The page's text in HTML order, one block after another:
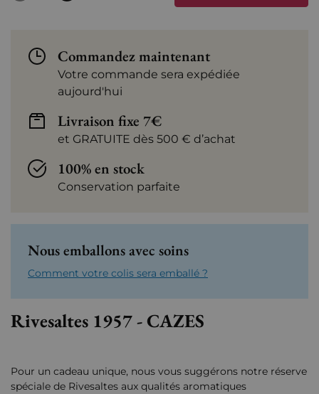
Commandez maintenant
Votre commande sera expédiée
aujourd'hui
Livraison fixe 7€
et GRATUITE dès 500 € d’achat
100% en stock
Conservation parfaite
Nous emballons avec soins
Comment votre colis sera emballé ?
Rivesaltes 1957 - CAZES
Pour un cadeau unique, nous vous suggérons notre réserve
spéciale de Rivesaltes aux qualités aromatiques